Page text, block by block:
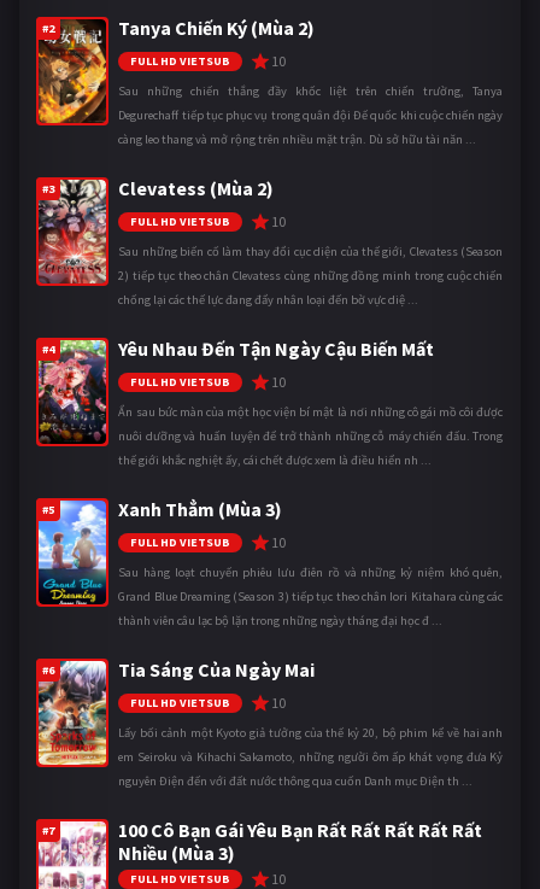
#2 Tanya Chiến Ký (Mùa 2)
FULL HD VIETSUB 10
Sau những chiến thắng đầy khốc liệt trên chiến trường, Tanya
Degurechaff tiếp tục phục vụ trong quân đội Đế quốc khi cuộc chiến ngày
càng leo thang và mở rộng trên nhiều mặt trận. Dù sở hữu tài năn ...
#3 Clevatess (Mùa 2)
FULL HD VIETSUB 10
Sau những biến cố làm thay đổi cục diện của thế giới, Clevatess (Season
2) tiếp tục theo chân Clevatess cùng những đồng minh trong cuộc chiến
chống lại các thế lực đang đẩy nhân loại đến bờ vực diệ ...
#4 Yêu Nhau Đến Tận Ngày Cậu Biến Mất
FULL HD VIETSUB 10
Ẩn sau bức màn của một học viện bí mật là nơi những cô gái mồ côi được
nuôi dưỡng và huấn luyện để trở thành những cỗ máy chiến đấu. Trong
thế giới khắc nghiệt ấy, cái chết được xem là điều hiển nh ...
#5 Xanh Thẳm (Mùa 3)
FULL HD VIETSUB 10
Sau hàng loạt chuyến phiêu lưu điên rồ và những kỷ niệm khó quên,
Grand Blue Dreaming (Season 3) tiếp tục theo chân Iori Kitahara cùng các
thành viên câu lạc bộ lặn trong những ngày tháng đại học đ ...
#6 Tia Sáng Của Ngày Mai
FULL HD VIETSUB 10
Lấy bối cảnh một Kyoto giả tưởng của thế kỷ 20, bộ phim kể về hai anh
em Seiroku và Kihachi Sakamoto, những người ôm ấp khát vọng đưa Kỷ
nguyên Điện đến với đất nước thông qua cuốn Danh mục Điện th ...
#7
100 Cô Bạn Gái Yêu Bạn Rất Rất Rất Rất Rất
Nhiều (Mùa 3)
FULL HD VIETSUB 10